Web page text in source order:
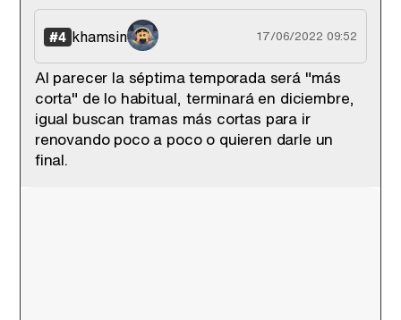
#4 khamsin 17/06/2022 09:52
Al parecer la séptima temporada será "más
corta" de lo habitual, terminará en diciembre,
igual buscan tramas más cortas para ir
renovando poco a poco o quieren darle un
final.